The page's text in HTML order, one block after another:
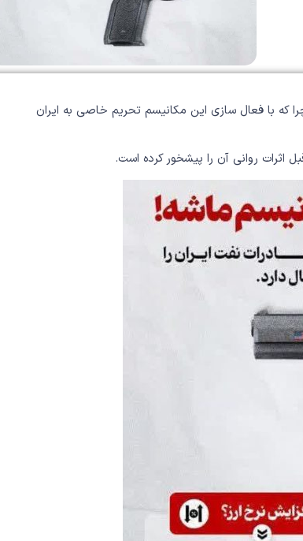
چرا که با فعال سازی این مکانیسم تحریم خاصی به ایران
اثرات روانی آن را پیشخور کرده است‌.